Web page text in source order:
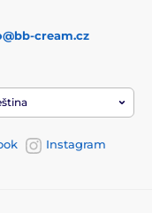
cream.cz
Instagram